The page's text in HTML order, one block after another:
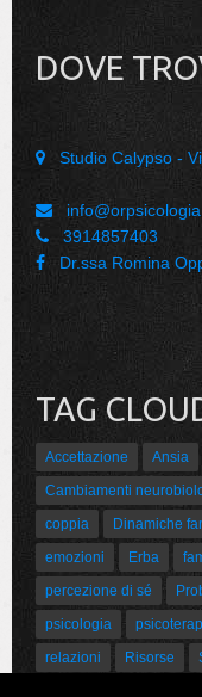
DOVE
Studio Calypso -
3914857403
Dr.ssa Romina
TAG
Accettazione Ansia
Cambiamenti
coppia
Dinamiche
emozioni
Erba
percezione di sé
psicologia
relazioni
Risorse